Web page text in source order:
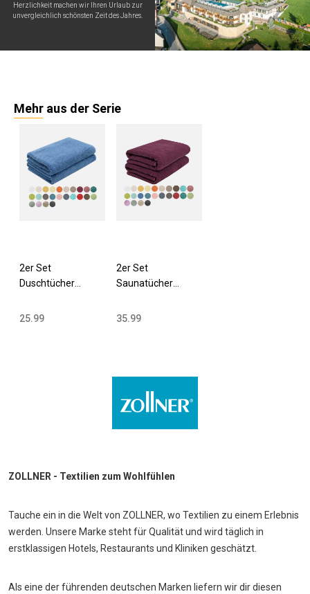
Herzlichkeit machen wir Ihren Urlaub zur
unvergleichlich schönsten Zeit des Jahres.
Mehr aus der Serie
2er Set
Duschtücher
Baumwolle 420
25.99
2er Set
Saunatücher
Baumwolle 420
35.99
ZOLLNER - Textilien zum Wohlfühlen
Tauche ein in die Welt von ZOLLNER, wo Textilien zu einem Erlebnis
werden. Unsere Marke steht für Qualität und wird täglich in
erstklassigen Hotels, Restaurants und Kliniken geschätzt.
Als eine der führenden deutschen Marken liefern wir dir diesen